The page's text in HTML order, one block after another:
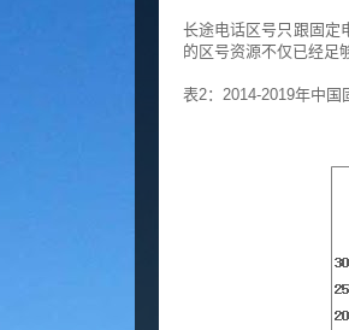
长途电话区号只跟固定
的区号资源不仅已经足
表2：2014-2019年中